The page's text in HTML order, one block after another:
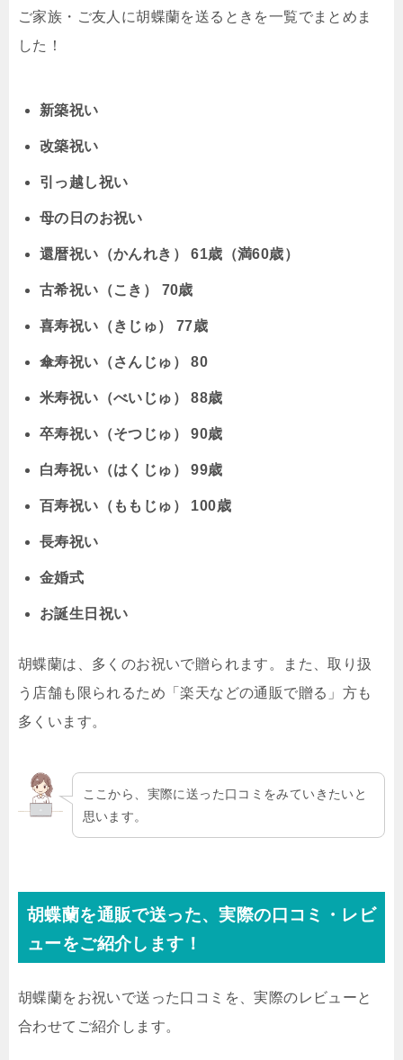
ご家族・ご友人に胡蝶蘭を送るときを一覧でまとめま
した！
新築祝い
改築祝い
引っ越し祝い
母の日のお祝い
還暦祝い（かんれき） 61歳（満60歳）
古希祝い（こき） 70歳
喜寿祝い（きじゅ） 77歳
傘寿祝い（さんじゅ） 80
米寿祝い（べいじゅ） 88歳
卒寿祝い（そつじゅ） 90歳
白寿祝い（はくじゅ） 99歳
百寿祝い（ももじゅ） 100歳
長寿祝い
金婚式
お誕生日祝い
胡蝶蘭は、多くのお祝いで贈られます。また、取り扱
う店舗も限られるため「楽天などの通販で贈る」方も
多くいます。
ここから、実際に送った口コミをみていきたいと
思います。
胡蝶蘭を通販で送った、実際の口コミ・レビ
ューをご紹介します！
胡蝶蘭をお祝いで送った口コミを、実際のレビューと
合わせてご紹介します。